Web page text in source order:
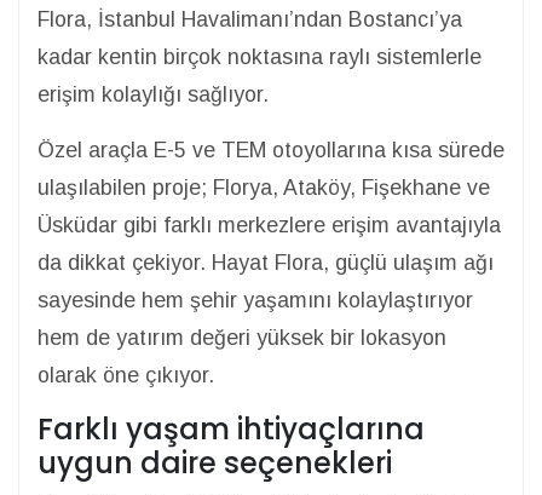
Flora, İstanbul Havalimanı’ndan Bostancı’ya
kadar kentin birçok noktasına raylı sistemlerle
erişim kolaylığı sağlıyor.
Özel araçla E-5 ve TEM otoyollarına kısa sürede
ulaşılabilen proje; Florya, Ataköy, Fişekhane ve
Üsküdar gibi farklı merkezlere erişim avantajıyla
da dikkat çekiyor. Hayat Flora, güçlü ulaşım ağı
sayesinde hem şehir yaşamını kolaylaştırıyor
hem de yatırım değeri yüksek bir lokasyon
olarak öne çıkıyor.
Farklı yaşam ihtiyaçlarına
uygun daire seçenekleri